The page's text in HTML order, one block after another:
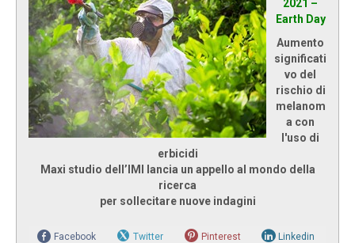
2021 –
Earth Day
Aumento
significati
vo del
rischio di
melanom
a con
l'uso di
erbicidi
Maxi studio dell’IMI lancia un appello al mondo della
ricerca
per sollecitare nuove indagini
Facebook Twitter Pinterest Linkedin